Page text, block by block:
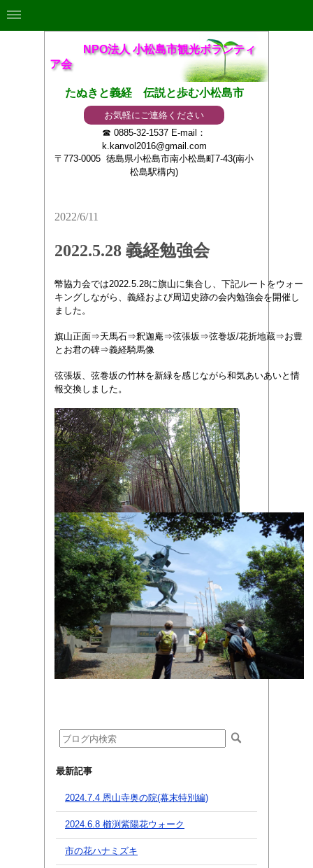
NPO法人 小松島市観光ボランティ
ア会
たぬきと義経 伝説と歩む小松島市
お気軽にご連絡ください
☎ 0885-32-1537 E-mail：
k.kanvol2016@gmail.com
〒773-0005 徳島県小松島市南小松島町7-43(南小
松島駅構内)
2022/6/11
2022.5.28 義経勉強会
幣協力会では2022.5.28に旗山に集合し、下記ルートをウォー
キングしながら、義経および周辺史跡の会内勉強会を開催し
ました。
旗山正面⇒天馬石⇒釈迦庵⇒弦張坂⇒弦巻坂/花折地蔵⇒お豊
とお君の碑⇒義経騎馬像
弦張坂、弦巻坂の竹林を新緑を感じながら和気あいあいと情
報交換しました。
最新記事
2024.7.4 恩山寺奥の院(幕末特別編)
2024.6.8 櫛渕紫陽花ウォーク
市の花ハナミズキ